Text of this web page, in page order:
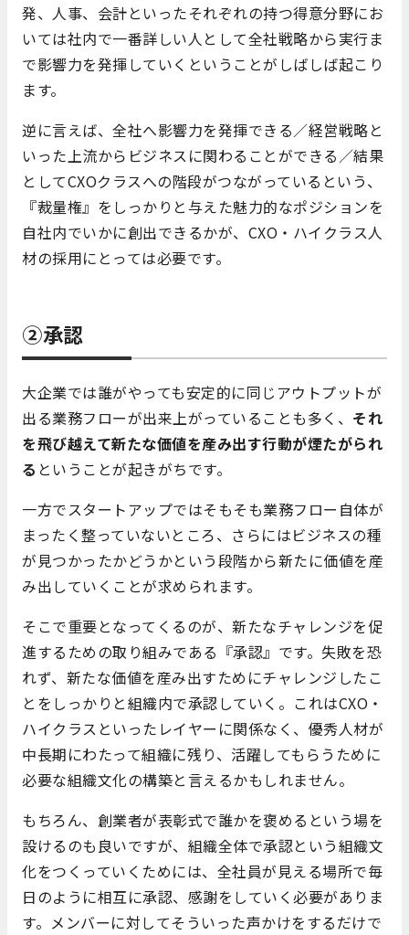
発、人事、会計といったそれぞれの持つ得意分野にお
いては社内で一番詳しい人として全社戦略から実行ま
で影響力を発揮していくということがしばしば起こり
ます。
逆に言えば、全社へ影響力を発揮できる／経営戦略と
いった上流からビジネスに関わることができる／結果
としてCXOクラスへの階段がつながっているという、
『裁量権』をしっかりと与えた魅力的なポジションを
自社内でいかに創出できるかが、CXO・ハイクラス人
材の採用にとっては必要です。
②承認
大企業では誰がやっても安定的に同じアウトプットが
出る業務フローが出来上がっていることも多く、 それ
を飛び越えて新たな価値を産み出す行動が煙たがられ
る ということが起きがちです。
一方でスタートアップではそもそも業務フロー自体が
まったく整っていないところ、さらにはビジネスの種
が見つかったかどうかという段階から新たに価値を産
み出していくことが求められます。
そこで重要となってくるのが、新たなチャレンジを促
進するための取り組みである『承認』です。失敗を恐
れず、新たな価値を産み出すためにチャレンジしたこ
とをしっかりと組織内で承認していく。これはCXO・
ハイクラスといったレイヤーに関係なく、優秀人材が
中長期にわたって組織に残り、活躍してもらうために
必要な組織文化の構築と言えるかもしれません。
もちろん、創業者が表彰式で誰かを褒めるという場を
設けるのも良いですが、組織全体で承認という組織文
化をつくっていくためには、全社員が見える場所で毎
日のように相互に承認、感謝をしていく必要がありま
す。メンバーに対してそういった声かけをするだけで